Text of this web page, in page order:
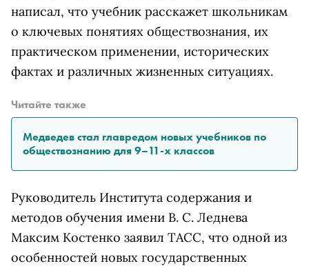
написал, что учебник расскажет школьникам
о ключевых понятиях обществознания, их
практическом применении, исторических
фактах и различных жизненных ситуациях.
Читайте также
Медведев стал главредом новых учебников по
обществознанию для 9–11-х классов
Руководитель Института содержания и
методов обучения имени В. С. Леднева
Максим Костенко заявил ТАСС, что одной из
особенностей новых государственных